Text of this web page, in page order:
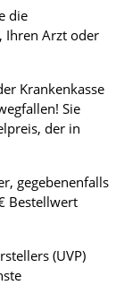
die
Ihren Arzt oder
Krankenkasse
Sie
der in
gegebenenfalls
Bestellwert
(UVP)